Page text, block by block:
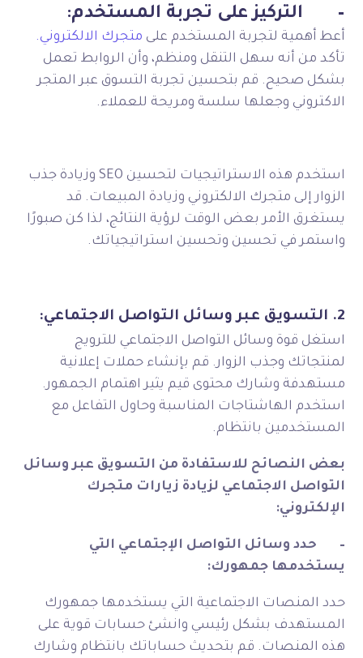
– التركيز على تجربة المستخدم:
أعط أهمية لتجربة المستخدم على متجرك الالكتروني.
تأكد من أنه سهل التنقل ومنظم، وأن الروابط تعمل
بشكل صحيح. قم بتحسين تجربة التسوق عبر المتجر
الاكتروني وجعلها سلسة ومريحة للعملاء.
استخدم هذه الاستراتيجيات لتحسين SEO وزيادة جذب
الزوار إلى متجرك الالكتروني وزيادة المبيعات. قد
يستغرق الأمر بعض الوقت لرؤية النتائج، لذا كن صبورًا
واستمر في تحسين وتحسين استراتيجياتك.
2. التسويق عبر وسائل التواصل الاجتماعي:
استغل قوة وسائل التواصل الاجتماعي للترويج
لمنتجاتك وجذب الزوار. قم بإنشاء حملات إعلانية
مستهدفة وشارك محتوى قيم يثير اهتمام الجمهور.
استخدم الهاشتاجات المناسبة وحاول التفاعل مع
المستخدمين بانتظام.
بعض النصائح للاستفادة من التسويق عبر وسائل
التواصل الاجتماعي لزيادة زيارات متجرك
الإلكتروني:
–
حدد وسائل التواصل الإجتماعي التي
يستخدمها جمهورك:
حدد المنصات الاجتماعية التي يستخدمها جمهورك
المستهدف بشكل رئيسي وانشئ حسابات قوية على
هذه المنصات. قم بتحديث حساباتك بانتظام وشارك